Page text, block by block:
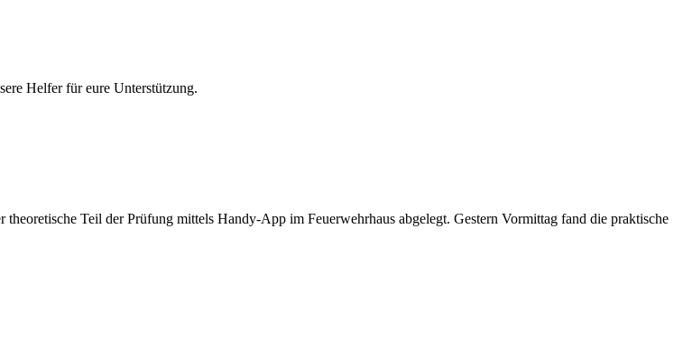
Helfer für eure Unterstützung.
Teil der Prüfung mittels Handy-App im Feuerwehrhaus abgelegt. Gestern Vormittag fand die praktische